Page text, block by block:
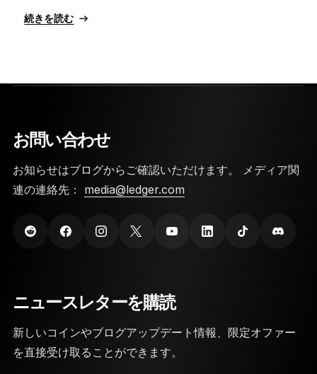
続きを読む
お問い合わせ
お知らせはブログからご確認いただけます。 メディア関
連の連絡先：
media@ledger.com
ニュースレターを購読
新しいコインやブログアップデート情報、限定オファー
を直接受け取ることができます。